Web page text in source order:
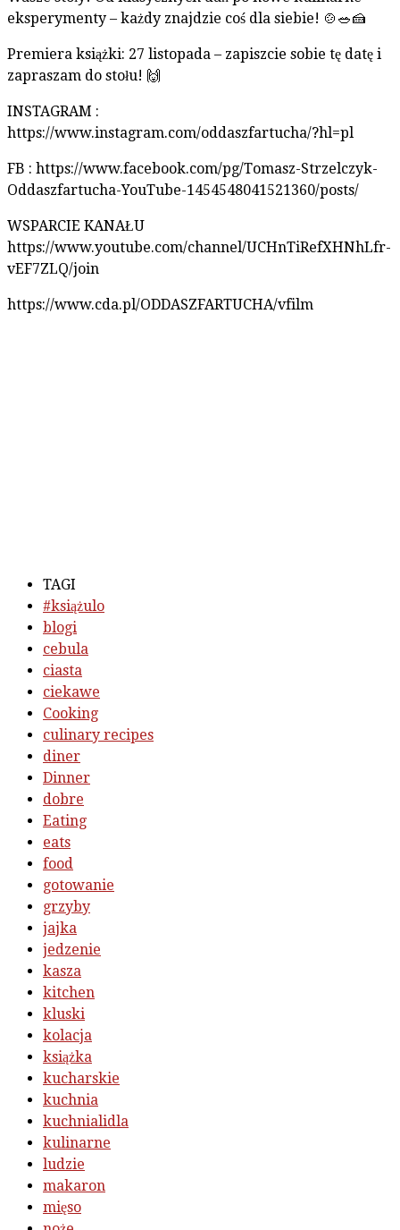
eksperymenty – każdy znajdzie coś dla siebie! 🍲🥗🍰
Premiera książki: 27 listopada – zapiszcie sobie tę datę i
zapraszam do stołu! 🙌
INSTAGRAM :
https://www.instagram.com/oddaszfartucha/?hl=pl
FB : https://www.facebook.com/pg/Tomasz-Strzelczyk-
Oddaszfartucha-YouTube-1454548041521360/posts/
WSPARCIE KANAŁU
https://www.youtube.com/channel/UCHnTiRefXHNhLfr-
vEF7ZLQ/join
https://www.cda.pl/ODDASZFARTUCHA/vfilm
TAGI
#książulo
blogi
cebula
ciasta
ciekawe
Cooking
culinary recipes
diner
Dinner
dobre
Eating
eats
food
gotowanie
grzyby
jajka
jedzenie
kasza
kitchen
kluski
kolacja
książka
kucharskie
kuchnia
kuchnialidla
kulinarne
ludzie
makaron
mięso